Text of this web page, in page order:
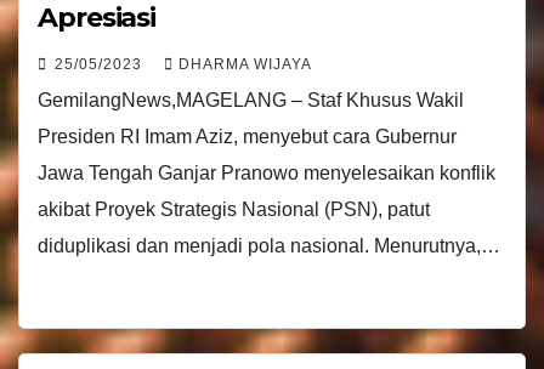
Apresiasi
25/05/2023 DHARMA WIJAYA
GemilangNews,MAGELANG – Staf Khusus Wakil
Presiden RI Imam Aziz, menyebut cara Gubernur
Jawa Tengah Ganjar Pranowo menyelesaikan konflik
akibat Proyek Strategis Nasional (PSN), patut
diduplikasi dan menjadi pola nasional. Menurutnya,…